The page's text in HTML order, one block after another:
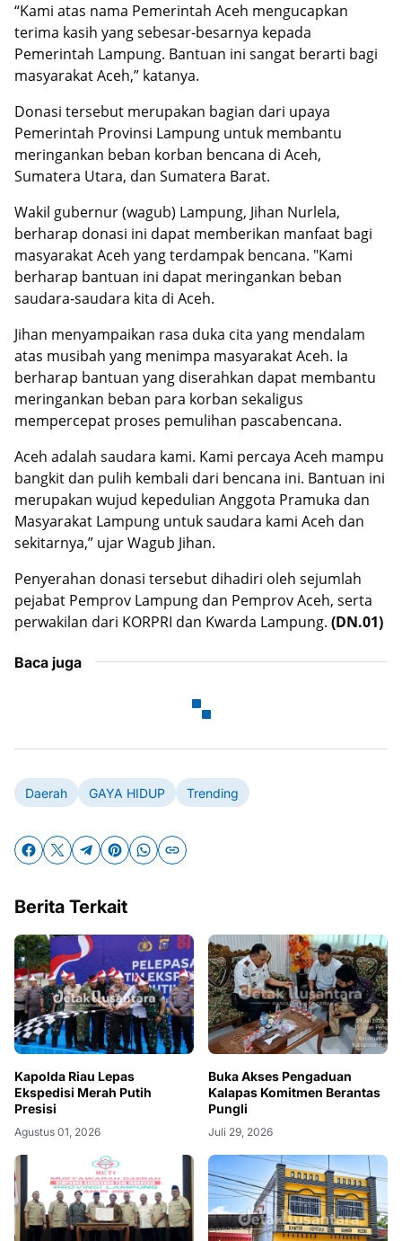
“Kami atas nama Pemerintah Aceh mengucapkan
terima kasih yang sebesar-besarnya kepada
Pemerintah Lampung. Bantuan ini sangat berarti bagi
masyarakat Aceh,” katanya.
Donasi tersebut merupakan bagian dari upaya
Pemerintah Provinsi Lampung untuk membantu
meringankan beban korban bencana di Aceh,
Sumatera Utara, dan Sumatera Barat.
Wakil gubernur (wagub) Lampung, Jihan Nurlela,
berharap donasi ini dapat memberikan manfaat bagi
masyarakat Aceh yang terdampak bencana. "Kami
berharap bantuan ini dapat meringankan beban
saudara-saudara kita di Aceh.
Jihan menyampaikan rasa duka cita yang mendalam
atas musibah yang menimpa masyarakat Aceh. Ia
berharap bantuan yang diserahkan dapat membantu
meringankan beban para korban sekaligus
mempercepat proses pemulihan pascabencana.
Aceh adalah saudara kami. Kami percaya Aceh mampu
bangkit dan pulih kembali dari bencana ini. Bantuan ini
merupakan wujud kepedulian Anggota Pramuka dan
Masyarakat Lampung untuk saudara kami Aceh dan
sekitarnya,” ujar Wagub Jihan.
Penyerahan donasi tersebut dihadiri oleh sejumlah
pejabat Pemprov Lampung dan Pemprov Aceh, serta
perwakilan dari KORPRI dan Kwarda Lampung. (DN.01)
Baca juga
Daerah GAYA HIDUP Trending
Berita Terkait
Kapolda Riau Lepas
Ekspedisi Merah Putih
Presisi
Agustus 01, 2026
Buka Akses Pengaduan
Kalapas Komitmen Berantas
Pungli
Juli 29, 2026